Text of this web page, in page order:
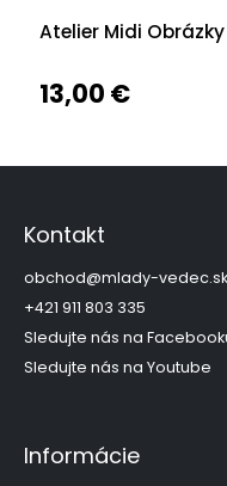
Atelier Midi
13,00 €
Z
Kontakt
obchod@mlady-vedec.sk
+421 911 803 335
Sledujte nás na
Sledujte nás na Youtube
Informácie